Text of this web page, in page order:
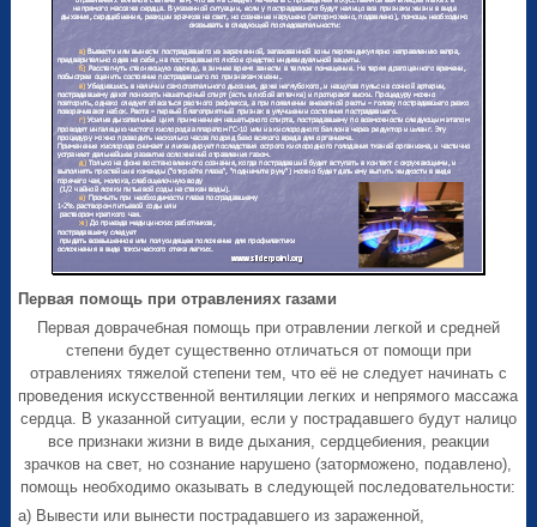
Первая помощь при отравлениях газами
Первая доврачебная помощь при отравлении легкой и средней
степени будет существенно отличаться от помощи при
отравлениях тяжелой степени тем, что её не следует начинать с
проведения искусственной вентиляции легких и непрямого массажа
сердца. В указанной ситуации, если у пострадавшего будут налицо
все признаки жизни в виде дыхания, сердцебиения, реакции
зрачков на свет, но сознание нарушено (заторможено, подавлено),
помощь необходимо оказывать в следующей последовательности:
а) Вывести или вынести пострадавшего из зараженной,